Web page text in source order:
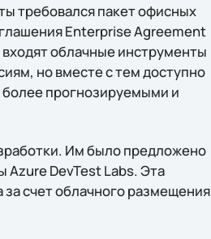
требовался пакет офисных
Enterprise Agreement
облачные инструменты
но вместе с тем доступно
более прогнозируемыми и
Им было предложено
DevTest Labs. Эта
счет облачного размещения